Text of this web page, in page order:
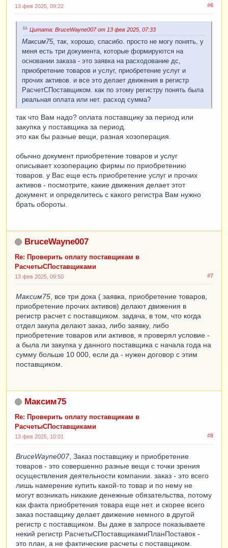
#6
13 фев 2025, 09:22
Цитата: BruceWayne007 от 13 фев 2025, 07:33
Максим75, так, хорошо, спасибо. просто не могу понять, у
меня есть три документа, которые формируются на
основании заказа - это заявка на расходование дс,
приобретение товаров и услуг, приобретение услуг и
прочих активов. и все это делает движения в регистр
РасчетСПоставщиком. как по этому регистру понять была
реальная оплата или нет. расход сумма?
так что Вам надо? оплата поставщику за период или
закупка у поставщика за период.
это как бы разные вещи, разная хозоперация.
обычно документ приобретение товаров и услуг
описывает хозоперацию фирмы по приобретению
товаров. у Вас еще есть приобретение услуг и прочих
активов - посмотрите, какие движения делает этот
документ. и определитесь с какого регистра Вам нужно
брать обороты.
BruceWayne007
Re: Проверить оплату поставщикам в
РасчетыСПоставщиками
#7
13 фев 2025, 09:50
Максим75 , все три дока ( заявка, приобретение товаров,
приобретение прочих активов) делают движения в
регистр расчет с поставщиком. задача, в том, что когда
отдел закупа делают заказ, либо заявку, либо
приобретение товаров или активов, я проверял условие -
а была ли закупка у данного поставщика с начала года на
сумму больше 10 000, если да - нужен договор с этим
поставщиком.
Максим75
Re: Проверить оплату поставщикам в
РасчетыСПоставщиками
#8
13 фев 2025, 10:01
BruceWayne007, Заказ поставщику и приобретение
товаров - это совершенно разные вещи с точки зрения
осуществления деятельности компании. заказ - это всего
лишь намерение купить какой-то товар и по нему не
могут возникать никакие денежные обязательства, потому
как факта приобретения товара еще нет. и скорее всего
заказ поставщику делает движение немного в другой
регистр с поставщиком. Вы даже в запросе показываете
некий регистр РасчетыСПоставщикамиПланПоставок -
это план, а не фактические расчеты с поставщиком.